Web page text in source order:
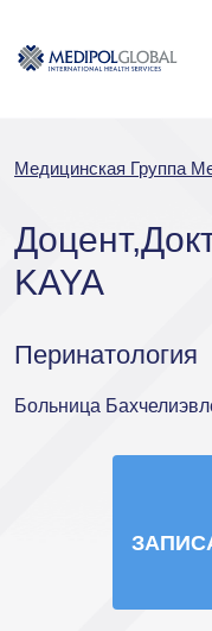
Медицинская Группа
KAYA
Перинатология
Больница